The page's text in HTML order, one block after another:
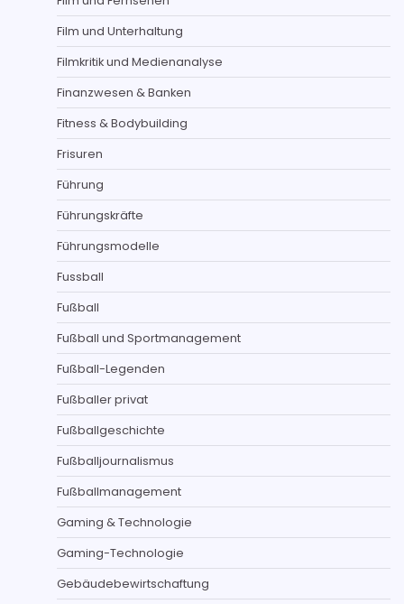
Film und Unterhaltung
Filmkritik und Medienanalyse
Finanzwesen & Banken
Fitness & Bodybuilding
Frisuren
Führung
Führungskräfte
Führungsmodelle
Fussball
Fußball
Fußball und Sportmanagement
Fußball-Legenden
Fußballer privat
Fußballgeschichte
Fußballjournalismus
Fußballmanagement
Gaming & Technologie
Gaming-Technologie
Gebäudebewirtschaftung